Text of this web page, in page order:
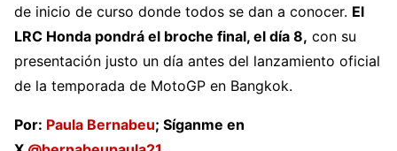
de inicio de curso donde todos se dan a conocer. El
LRC Honda pondrá el broche final, el día 8, con su
presentación justo un día antes del lanzamiento oficial
de la temporada de MotoGP en Bangkok.
Por: Paula Bernabeu; Síganme en